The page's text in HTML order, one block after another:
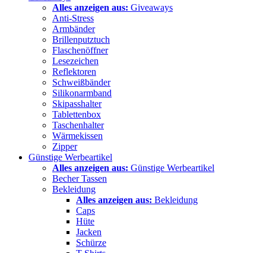
Alles anzeigen aus: Giveaways
Anti-Stress
Armbänder
Brillenputztuch
Flaschenöffner
Lesezeichen
Reflektoren
Schweißbänder
Silikonarmband
Skipasshalter
Tablettenbox
Taschenhalter
Wärmekissen
Zipper
Günstige Werbeartikel
Alles anzeigen aus: Günstige Werbeartikel
Becher Tassen
Bekleidung
Alles anzeigen aus: Bekleidung
Caps
Hüte
Jacken
Schürze